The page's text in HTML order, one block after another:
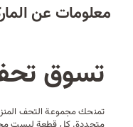
معلومات عن
تسوق تحف
تمنحك مجموعة التحف